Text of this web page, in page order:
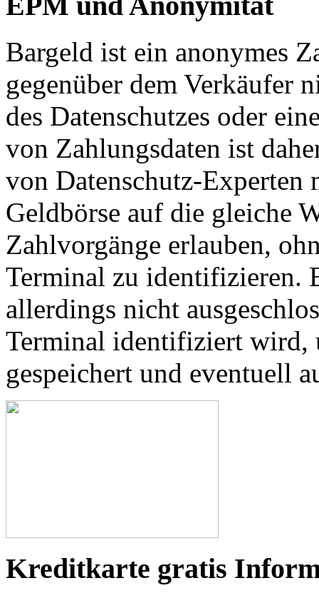
Bargeld ist ein anonymes
gegenüber dem Verkäufer
des Datenschutzes oder
von Zahlungsdaten ist
von Datenschutz-Experten
Geldbörse auf die gleiche
Zahlvorgänge erlauben,
Terminal zu identifizieren.
allerdings nicht
Terminal identifiziert wird,
gespeichert und eventuell
Kreditkarte gratis